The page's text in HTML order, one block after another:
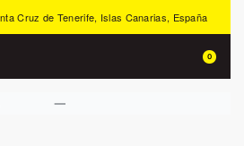
Cruz de Tenerife, Islas Canarias, España
0